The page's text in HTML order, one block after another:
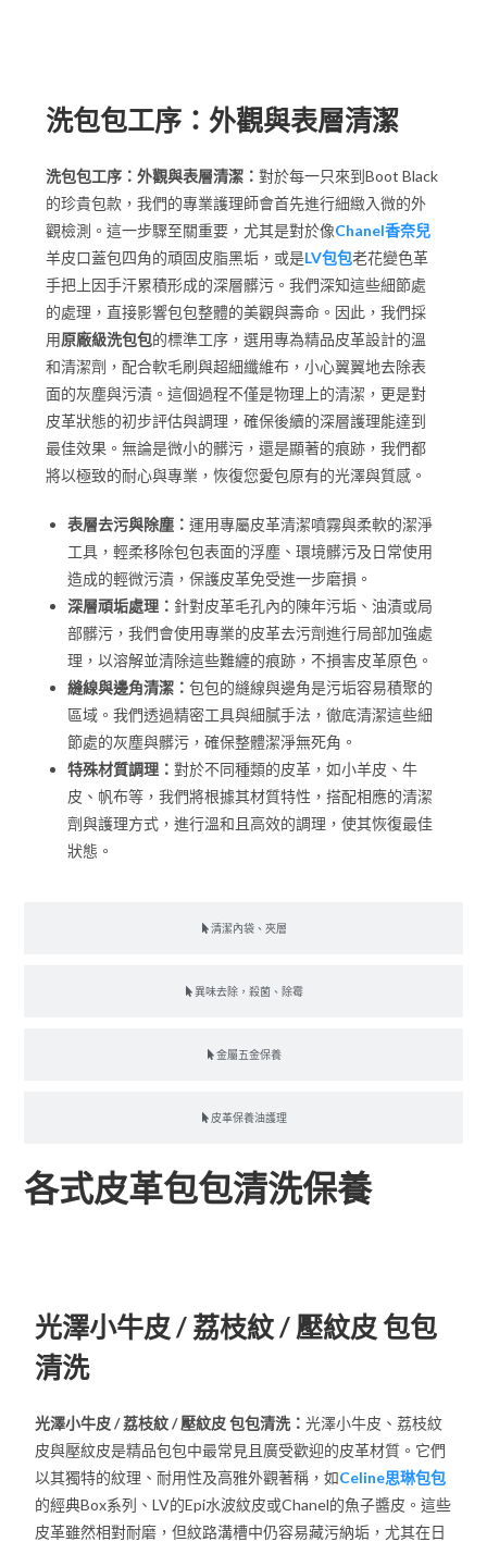
清潔內袋、夾層
異味去除，殺菌、除霉
金屬五金保養
皮革保養油護理
洗包包工序：外觀與表層清潔
洗包包工序：外觀與表層清潔：對於每一只來到Boot Black
的珍貴包款，我們的專業護理師會首先進行細緻入微的外
觀檢測。這一步驟至關重要，尤其是對於像Chanel香奈兒
羊皮口蓋包四角的頑固皮脂黑垢，或是LV包包老花變色革
手把上因手汗累積形成的深層髒污。我們深知這些細節處
的處理，直接影響包包整體的美觀與壽命。因此，我們採
用原廠級洗包包的標準工序，選用專為精品皮革設計的溫
和清潔劑，配合軟毛刷與超細纖維布，小心翼翼地去除表
面的灰塵與污漬。這個過程不僅是物理上的清潔，更是對
皮革狀態的初步評估與調理，確保後續的深層護理能達到
最佳效果。無論是微小的髒污，還是顯著的痕跡，我們都
將以極致的耐心與專業，恢復您愛包原有的光澤與質感。
表層去污與除塵：運用專屬皮革清潔噴霧與柔軟的潔淨
工具，輕柔移除包包表面的浮塵、環境髒污及日常使用
造成的輕微污漬，保護皮革免受進一步磨損。
深層頑垢處理： 針對皮革毛孔內的陳年污垢、油漬或局
部髒污，我們會使用專業的皮革去污劑進行局部加強處
理，以溶解並清除這些難纏的痕跡，不損害皮革原色。
縫線與邊角清潔：包包的縫線與邊角是污垢容易積聚的
區域。我們透過精密工具與細膩手法，徹底清潔這些細
節處的灰塵與髒污，確保整體潔淨無死角。
特殊材質調理：對於不同種類的皮革，如小羊皮、牛
皮、帆布等，我們將根據其材質特性，搭配相應的清潔
劑與護理方式，進行溫和且高效的調理，使其恢復最佳
狀態。
各式皮革包包清洗保養
光澤小牛皮 / 荔枝紋 / 壓紋皮 包包
清洗
光澤小牛皮 / 荔枝紋 / 壓紋皮 包包清洗：光澤小牛皮、荔枝紋
皮與壓紋皮是精品包包中最常見且廣受歡迎的皮革材質。它們
以其獨特的紋理、耐用性及高雅外觀著稱，如Celine思琳包包
的經典Box系列、LV的Epi水波紋皮或Chanel的魚子醬皮。這些
皮革雖然相對耐磨，但紋路溝槽中仍容易藏污納垢，尤其在日